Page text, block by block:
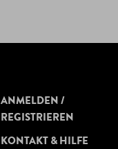
ANMELDEN /
REGISTRIEREN
KONTAKT & HILFE